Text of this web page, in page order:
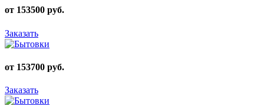
от 153500 руб.
Заказать
от 153700 руб.
Заказать